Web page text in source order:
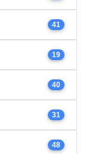
41
19
40
31
48